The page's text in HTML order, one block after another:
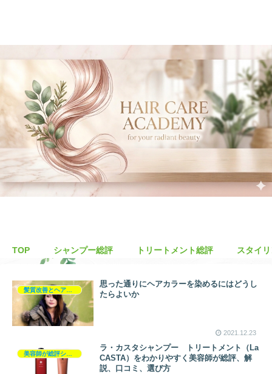
TOP シャンプー総評 トリートメント総評 スタイ
思った通りにヘアカラーを染めるにはどうし
たらよいか
2021.12.23
美容師が総評シャンプー
ラ・カスタシャンプー トリートメント（La
CASTA）をわかりやすく美容師が総評、解
説、口コミ、選び方